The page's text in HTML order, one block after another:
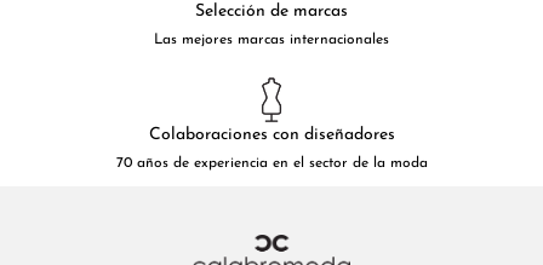
Selección de marcas
Las mejores marcas internacionales
Colaboraciones con diseñadores
70 años de experiencia en el sector de la moda